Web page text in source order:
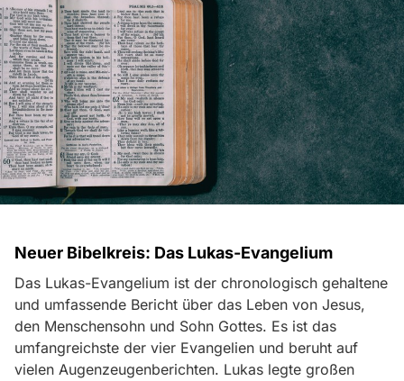
Neuer Bibelkreis: Das Lukas-Evangelium
Das Lukas-Evangelium ist der chronologisch gehaltene
und umfassende Bericht über das Leben von Jesus,
den Menschensohn und Sohn Gottes. Es ist das
umfangreichste der vier Evangelien und beruht auf
vielen Augenzeugenberichten. Lukas legte großen